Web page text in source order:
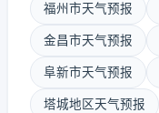
福州市天气预报
金昌市天气预报
阜新市天气预报
塔城地区天气预报